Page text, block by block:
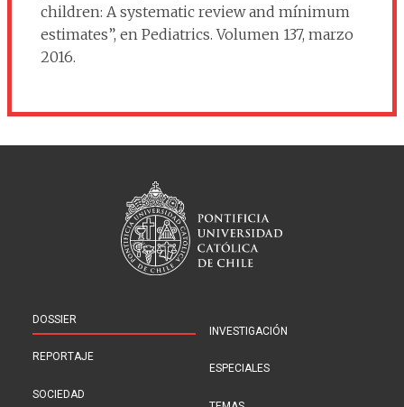
children: A systematic review and mínimum
estimates”, en Pediatrics. Volumen 137, marzo
2016.
DOSSIER
REPORTAJE
SOCIEDAD
INVESTIGACIÓN
ESPECIALES